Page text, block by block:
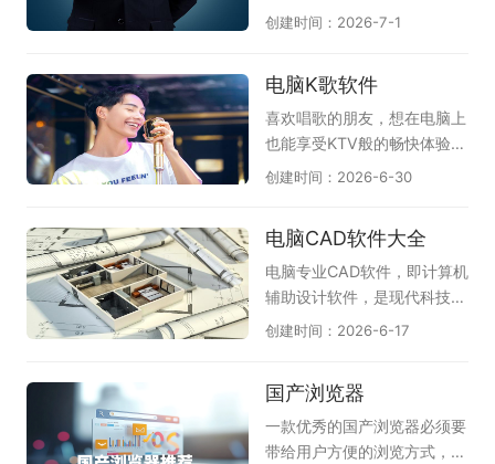
录了《夜幕之下》《卡厄思梦
核竞技还是轻松冒险，都能在
这份推荐清单中找到心仪之
选。（手游电脑版可结合模拟
多重防护见长，双核引擎兼容
谷歌Chrome凭借沙盒隔离与
快速更新机制，提供稳定可靠
的上网环境；Microsoft Edg
范网络钓鱼。此外还有火狐、
择。无论偏好国产还是国际品
牌，都能从中找到适合自己的
安全浏览器。
稳定性而闻名，为用户提供了
器都能以出色的性能，帮助用
户更加便捷地完成各种互联网
操作。通常地，极速浏览器具
备智能广告屏蔽功能，能够有
环境；当然，在功能上，极速
浏览器现在也支持用户自定义
插件，从而让浏览器用着更加
在安全性方面也是很不错的，
被泄露。所以，有需求的朋
友，快来天极下载极速浏览器
专题下载吧！
创建时间：2026-7-1
电脑K歌软件
喜欢唱歌的朋友，想在电脑上
也能享受KTV般的畅快体验，
不妨试试这几款实用的电脑K
伴奏质量好，支持录音修音和
社交互动；《i歌霸》界面简
洁，点歌操作方便，家庭娱乐
很合适；《Kanto Player》作
畅，配合动态歌词显示，带来
沉浸式K歌感受。此外，像
《唱吧》《酷狗唱唱》《回
创建时间：2026-6-30
电脑CAD软件大全
电脑专业CAD软件，即计算机
辅助设计软件，是现代科技与
艺术结合的结晶。在建筑、工
了创意的翅膀。在这虚拟的画
布上，设计师们可以自由地勾
勒出宏伟的蓝图，探索无尽的
创建时间：2026-6-17
国产浏览器
一款优秀的国产浏览器必须要
带给用户方便的浏览方式，舒